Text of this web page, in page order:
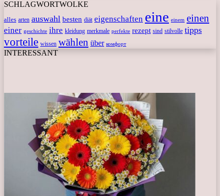
SCHLAGWORTWOLKE
alles arten auswahl besten diät eigenschaften eine einem einen
einer geschichte ihre kleidung merkmale perfekte rezept sind stilvolle tipps
vorteile wissen wählen über комфорт
INTERESSANT